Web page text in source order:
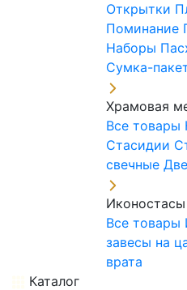
Открытки
Поминание
Наборы
Сумка-
Храмовая
Все товары
Стасидии
свечные
Иконостасы
Все товары
завесы на
врата
Каталог